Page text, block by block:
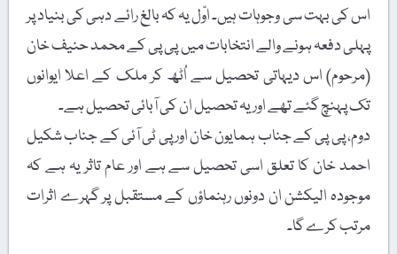
اس کی بہت سی وجوہات ہیں۔ اوّل یہ کہ بالغ رائے دہی کی بنیاد پر
پہلی دفعہ ہونے والے انتخابات میں پی پی کے محمد حنیف خان
(مرحوم) اس دیہاتی تحصیل سے اُٹھ کر ملک کے اعلا ایوانوں
تک پہنچ گئے تھے اور یہ تحصیل ان کی آبائی تحصیل ہے۔
دوم، پی پی کے جناب ہمایون خان اور پی ٹی آئی کے جناب شکیل
احمد خان کا تعلق اسی تحصیل سے ہے اور عام تاثر یہ ہے کہ
موجودہ الیکشن ان دونوں رہنماؤں کے مستقبل پر گہرے اثرات
مرتب کرے گا۔